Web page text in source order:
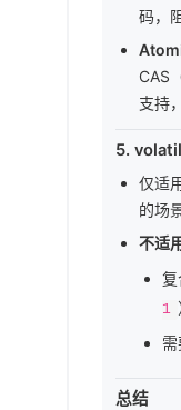
码，
CAS
支持
5.
仅适
的场
不适
复
1
总结